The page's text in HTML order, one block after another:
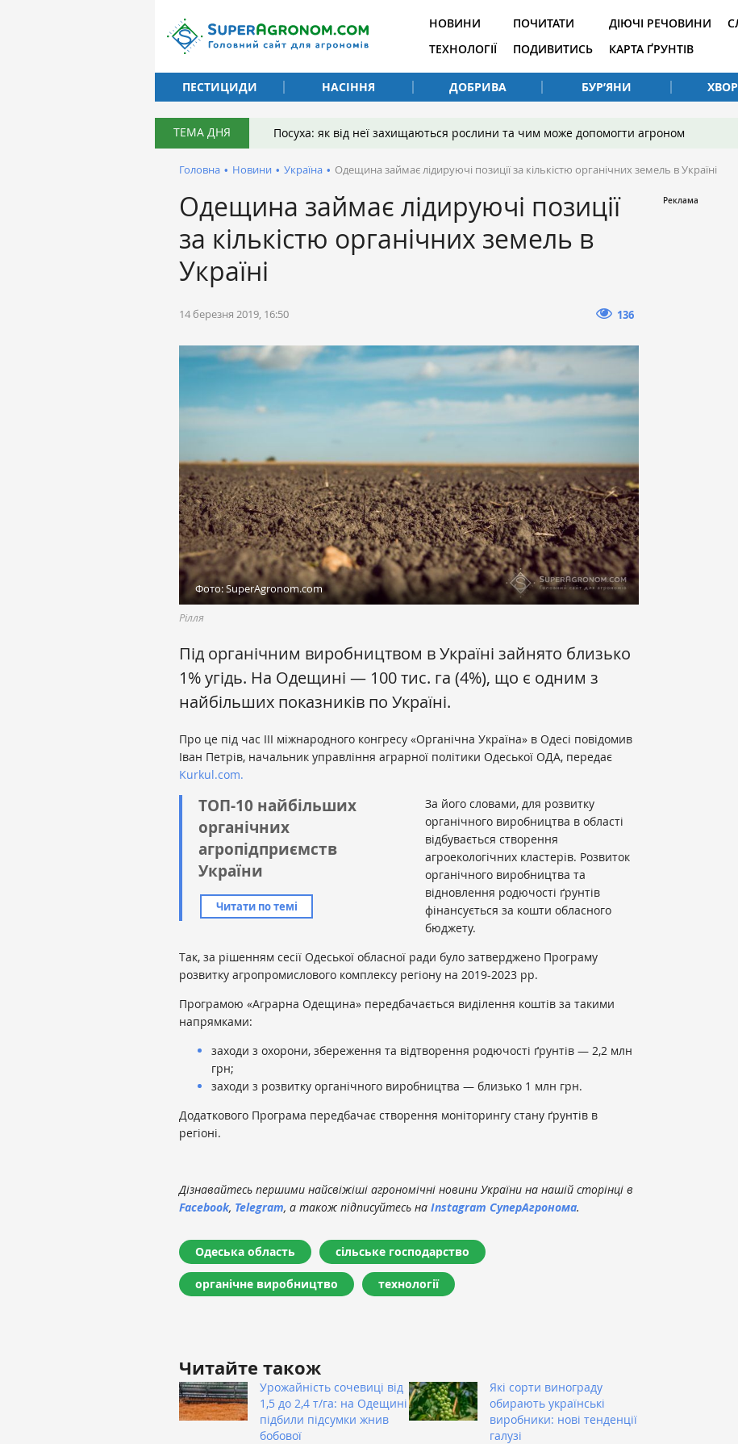
НОВИНИ
ТЕХНОЛОГІЇ
ПОЧИТАТИ
ПОДИВИТИСЬ
ДІЮЧІ РЕЧОВИНИ
КАРТА ҐРУНТІВ
ПЕСТИЦИДИ
НАСІННЯ ДОБРИВА БУР’ЯНИ
ТЕМА ДНЯ Посуха: як від неї захищаються рослини та чим може допомогти агроном
Головна • Новини • Україна • Одещина займає лідируючі позиції за кількістю органічних земель в Україні
Одещина займає лідируючі позиції
за кількістю органічних земель в
Україні
14 березня 2019, 16:50 136
Фото: SuperAgronom.com
Рілля
Під органічним виробництвом в Україні зайнято близько
1% угідь. На Одещині — 100 тис. га (4%), що є одним з
найбільших показників по Україні.
Про це під час III міжнародного конгресу «Органічна Україна» в Одесі повідомив
Іван Петрів, начальник управління аграрної політики Одеської ОДА, передає
Kurkul.com.
ТОП-10 найбільших
органічних
агропідприємств
України
Читати по темі
За його словами, для розвитку
органічного виробництва в області
відбувається створення
агроекологічних кластерів. Розвиток
органічного виробництва та
відновлення родючості ґрунтів
фінансується за кошти обласного
бюджету.
Так, за рішенням сесії Одеської обласної ради було затверджено Програму
розвитку агропромислового комплексу регіону на 2019-2023 рр.
Програмою «Аграрна Одещина» передбачається виділення коштів за такими
напрямками:
заходи з охорони, збереження та відтворення родючості ґрунтів — 2,2 млн
грн;
заходи з розвитку органічного виробництва — близько 1 млн грн.
Додаткового Програма передбачає створення моніторингу стану ґрунтів в
регіоні.
Дізнавайтесь першими найсвіжіші агрономічні новини України на нашій сторінці в
Facebook, Telegram, а також підписуйтесь на Instagram СуперАгронома.
Одеська область сільське господарство
органічне виробництво технології
Читайте також
Урожайність сочевиці від
1,5 до 2,4 т/га: на Одещині
підбили підсумки жнив
бобової
Які сорти винограду
обирають українські
виробники: нові тенденції
галузі